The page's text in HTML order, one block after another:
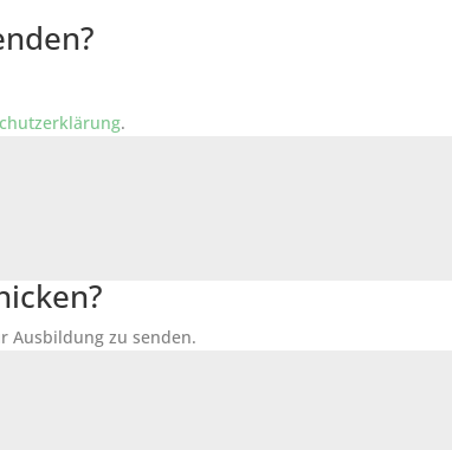
.
Ausbildung zu senden.